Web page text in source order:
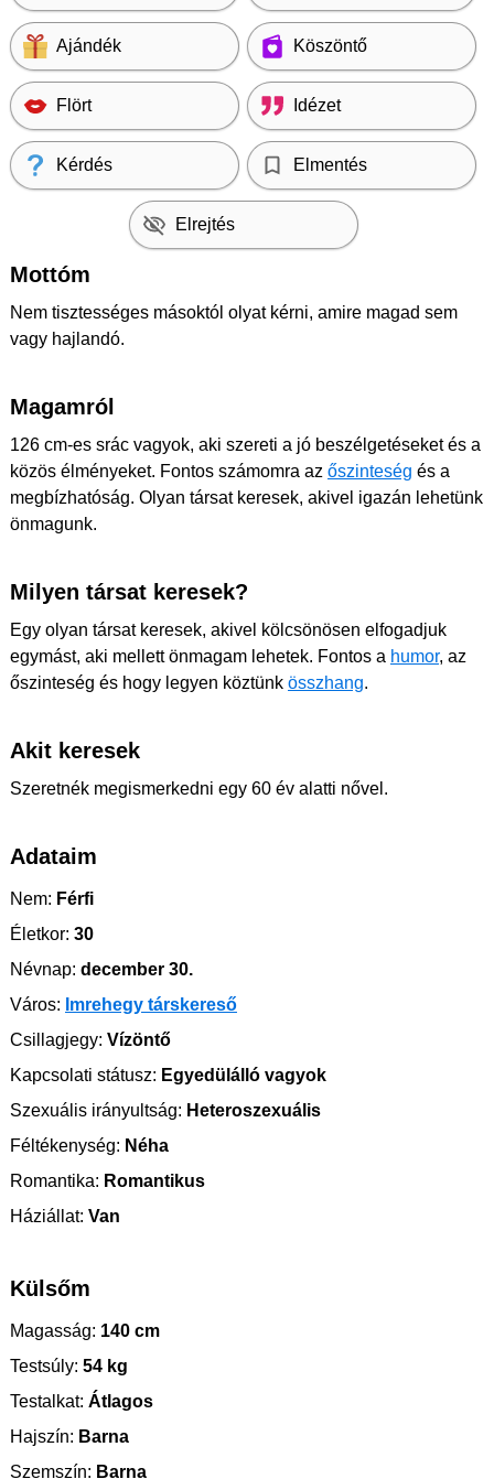
Ajándék Köszöntő
Flört Idézet
Kérdés Elmentés
Elrejtés
Mottóm
Nem tisztességes másoktól olyat kérni, amire magad sem
vagy hajlandó.
Magamról
126 cm-es srác vagyok, aki szereti a jó beszélgetéseket és a
közös élményeket. Fontos számomra az őszinteség és a
megbízhatóság. Olyan társat keresek, akivel igazán lehetünk
önmagunk.
Milyen társat keresek?
Egy olyan társat keresek, akivel kölcsönösen elfogadjuk
egymást, aki mellett önmagam lehetek. Fontos a humor, az
őszinteség és hogy legyen köztünk összhang.
Akit keresek
Szeretnék megismerkedni egy 60 év alatti nővel.
Adataim
Nem: Férfi
Életkor: 30
Névnap: december 30.
Város: Imrehegy társkereső
Csillagjegy: Vízöntő
Kapcsolati státusz: Egyedülálló vagyok
Szexuális irányultság: Heteroszexuális
Féltékenység: Néha
Romantika: Romantikus
Háziállat: Van
Külsőm
Magasság: 140 cm
Testsúly: 54 kg
Testalkat: Átlagos
Hajszín: Barna
Szemszín: Barna